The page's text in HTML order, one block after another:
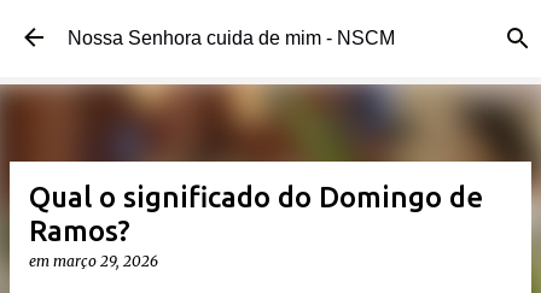
Pular para o conteúdo principal
Nossa Senhora cuida de mim - NSCM
Qual o significado do Domingo de
Ramos?
em março 29, 2026